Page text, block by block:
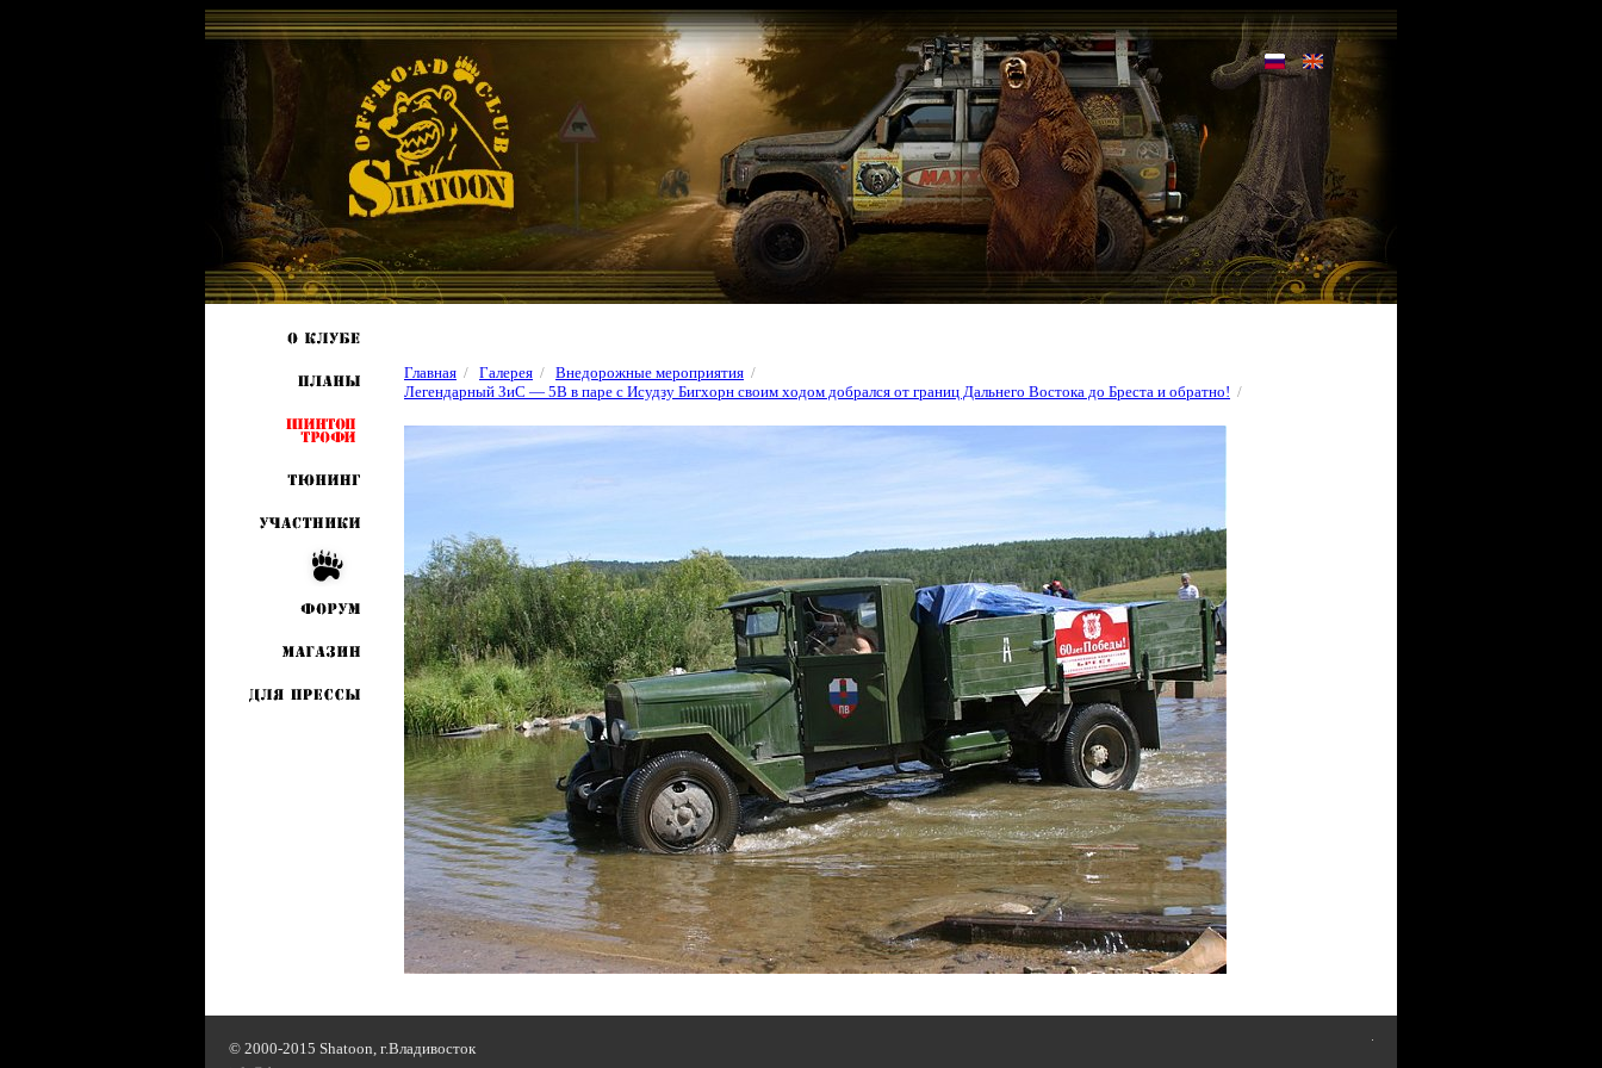
Главная / Галерея / Внедорожные мероприятия /
Легендарный ЗиС — 5В в паре с Исудзу Бигхорн своим ходом добрался от границ Дальнего Востока до Бреста и обратно! /
© 2000-2015 Shatoon, г.Владивосток